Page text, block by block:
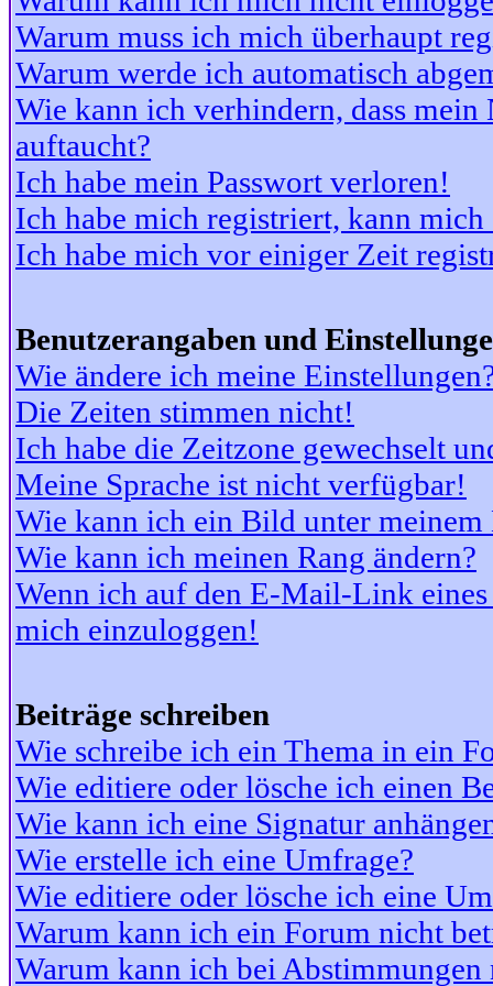
Warum muss ich mich überhaupt
Warum werde ich automatisch
Wie kann ich verhindern, dass
auftaucht?
Ich habe mein Passwort verloren!
Ich habe mich registriert, kann
Ich habe mich vor einiger Zeit
Benutzerangaben und
Wie ändere ich meine
Die Zeiten stimmen nicht!
Ich habe die Zeitzone gewechselt
Meine Sprache ist nicht verfügbar!
Wie kann ich ein Bild unter meinem
Wie kann ich meinen Rang ändern?
Wenn ich auf den E-Mail-Link
mich einzuloggen!
Beiträge schreiben
Wie schreibe ich ein Thema in ein
Wie editiere oder lösche ich einen
Wie kann ich eine Signatur
Wie erstelle ich eine Umfrage?
Wie editiere oder lösche ich eine
Warum kann ich ein Forum nicht
Warum kann ich bei